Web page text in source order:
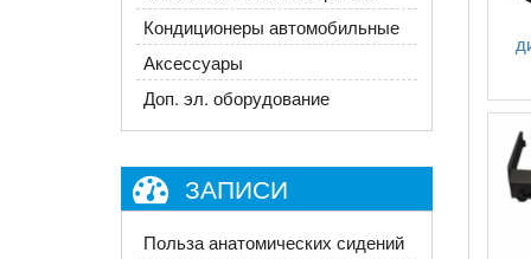
Кондиционеры автомобильные
Аксессуары
Доп. эл. оборудование
ЗАПИСИ
Польза анатомических сидений